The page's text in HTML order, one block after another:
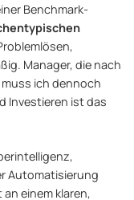
Benchmark-
Manager, die nach
muss ich dennoch
Investieren ist das
Automatisierung
einem klaren,